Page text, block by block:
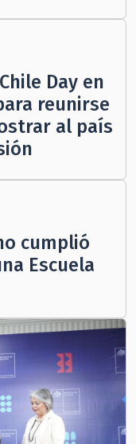
Day en
reunirse
al país
cumplió
Escuela